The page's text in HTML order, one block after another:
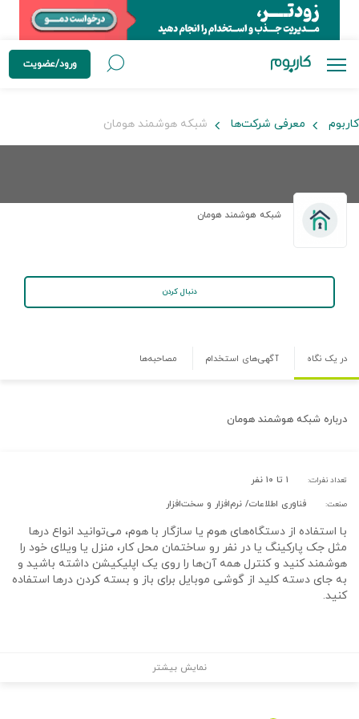
ورود/عضویت
کاربوم معرفی شرکت‌ها شبکه هوشمند هومان
شبکه هوشمند هومان
دنبال کردن
در یک نگاه آگهی‌های استخدام مصاحبه‌ها
درباره شبکه هوشمند هومان
تعداد نفرات: ۱ تا ۱۰ نفر
صنعت: فناوری اطلاعات/ نرم‌افزار و سخت‌افزار
با استفاده از دستگاه‌های هوم یا سازگار با هوم، می‌توانید انواع درها
مثل جک پارکینگ یا در نفر رو ساختمان محل کار، منزل یا ویلای خود را
هوشمند کنید و کنترل همه آن‌ها را روی یک اپلیکیشن داشته باشید و
به جای دسته کلید از گوشی موبایل برای باز و بسته کردن درها استفاده
کنید.
نمایش بیشتر